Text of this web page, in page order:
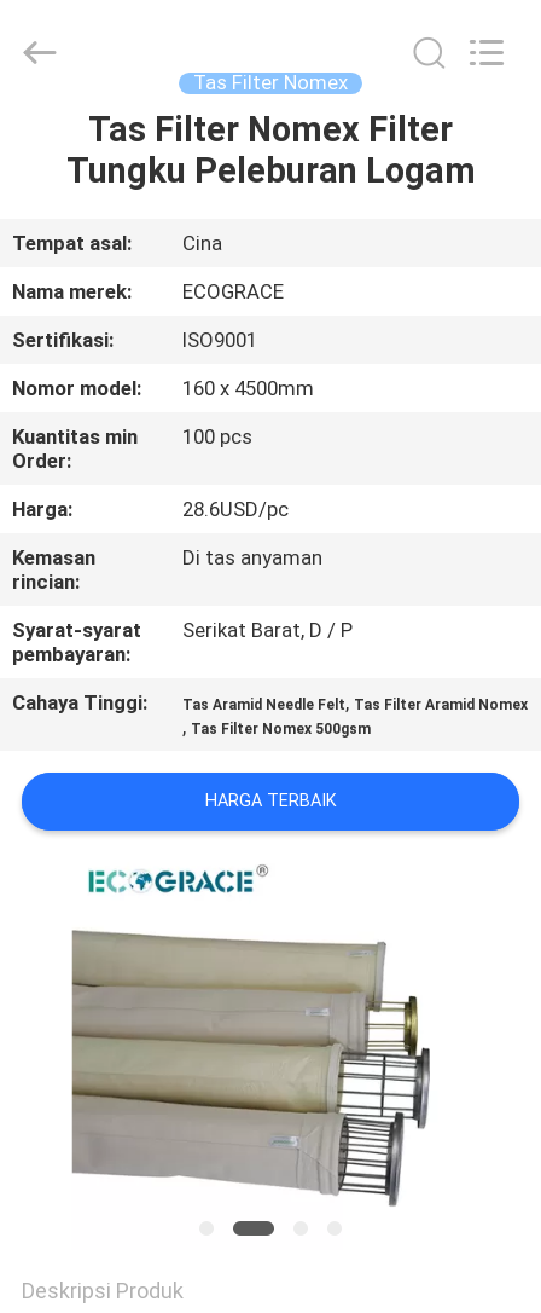
RUMAH
TENTANG
KAMI
TUR
PABRIK
KONTROL
KUALITAS
HUBUNGI
KAMI
PERMINTAAN
PENAWARAN
PRIVACY
ENVIROTECH
CO.,LTD.
Tas Filter Nomex
Tas Filter Nomex Filter
Tungku Peleburan Logam
Tempat asal:
Cina
Nama merek:
ECOGRACE
Sertifikasi:
ISO9001
Nomor model:
160 x 4500mm
Kuantitas min
Order:
100 pcs
Harga:
28.6USD/pc
Kemasan
rincian:
Di tas anyaman
Syarat-syarat
pembayaran:
Serikat Barat, D / P
Cahaya Tinggi: Tas Aramid Needle Felt, Tas Filter Aramid Nomex
, Tas Filter Nomex 500gsm
HARGA TERBAIK
Deskripsi Produk